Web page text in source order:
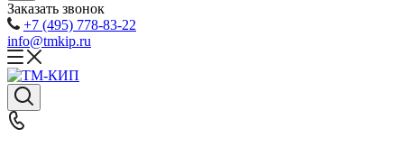
Заказать звонок
+7 (495) 778-83-22
info@tmkip.ru